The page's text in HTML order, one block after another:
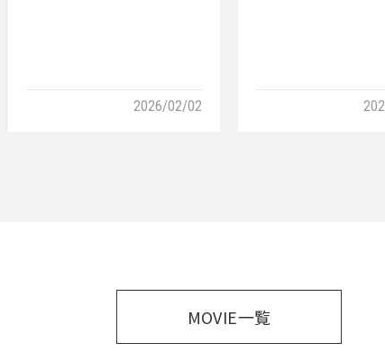
2026/02/02
MOVIE一覧